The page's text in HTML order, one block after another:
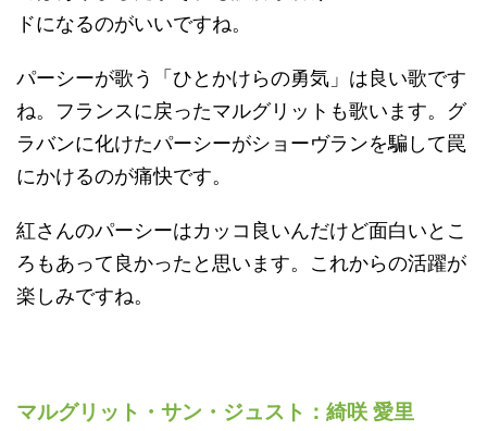
ドになるのがいいですね。
パーシーが歌う「ひとかけらの勇気」は良い歌です
ね。フランスに戻ったマルグリットも歌います。グ
ラバンに化けたパーシーがショーヴランを騙して罠
にかけるのが痛快です。
紅さんのパーシーはカッコ良いんだけど面白いとこ
ろもあって良かったと思います。これからの活躍が
楽しみですね。
マルグリット・サン・ジュスト：綺咲 愛里